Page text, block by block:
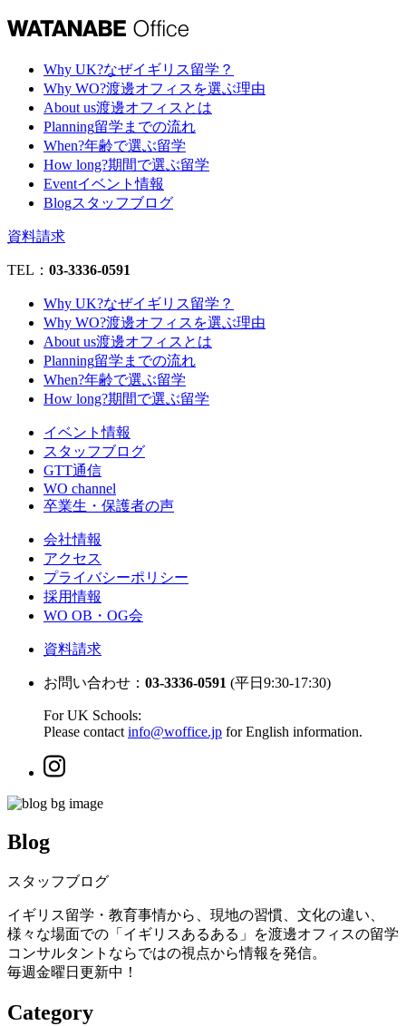
Why UK?なぜイギリス留学？
Why WO?渡邊オフィスを選ぶ理由
About us渡邊オフィスとは
Planning留学までの流れ
When?年齢で選ぶ留学
How long?期間で選ぶ留学
Eventイベント情報
Blogスタッフブログ
資料請求
TEL： 03-3336-0591
Why UK?なぜイギリス留学？
Why WO?渡邊オフィスを選ぶ理由
About us渡邊オフィスとは
Planning留学までの流れ
When?年齢で選ぶ留学
How long?期間で選ぶ留学
イベント情報
スタッフブログ
GTT通信
WO channel
卒業生・保護者の声
会社情報
アクセス
プライバシーポリシー
採用情報
WO OB・OG会
資料請求
お問い合わせ： 03-3336-0591 (平日9:30-17:30)
For UK Schools:
Please contact info@woffice.jp for English information.
Blog
スタッフブログ
イギリス留学・教育事情から、現地の習慣、文化の違い、
様々な場面での「イギリスあるある」を渡邊オフィスの留学
コンサルタントならではの視点から情報を発信。
毎週金曜日更新中！
Category